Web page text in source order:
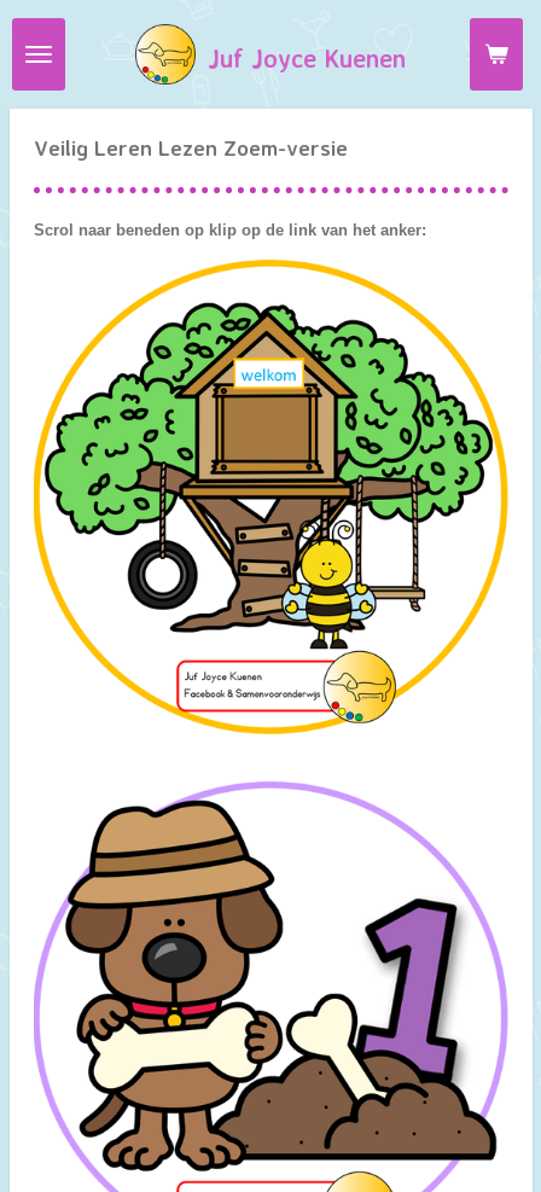
Ga
direct
de
hoofdinhoud
Juf Joyce Kuenen
Veilig Leren Lezen Zoem-versie
Scrol naar beneden op klip op de link van het anker: